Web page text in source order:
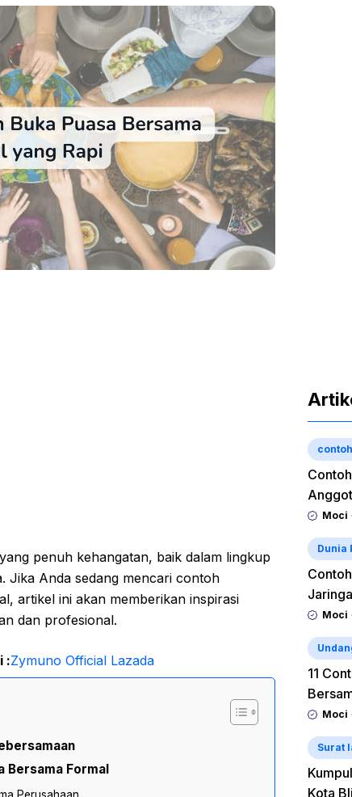
penuh kehangatan, baik dalam lingkup
Jika Anda sedang mencari contoh
artikel ini akan memberikan inspirasi
dan profesional.
:Zymuno Official Lazada
Bersama Formal
Moci
Dunia
Moci
11
Moci
Surat
Kota